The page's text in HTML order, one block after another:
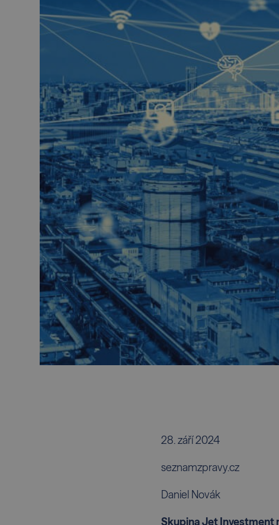
28. září 2024
seznamzpravy.cz
Daniel Novák
Skupina Jet Investment